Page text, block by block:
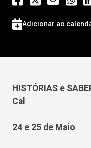
Adicionar ao
HISTÓRIAS e
Cal
24 e 25 de Maio